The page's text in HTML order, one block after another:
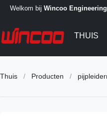
Welkom bij Wincoo
THUIS
Thuis / Producten /